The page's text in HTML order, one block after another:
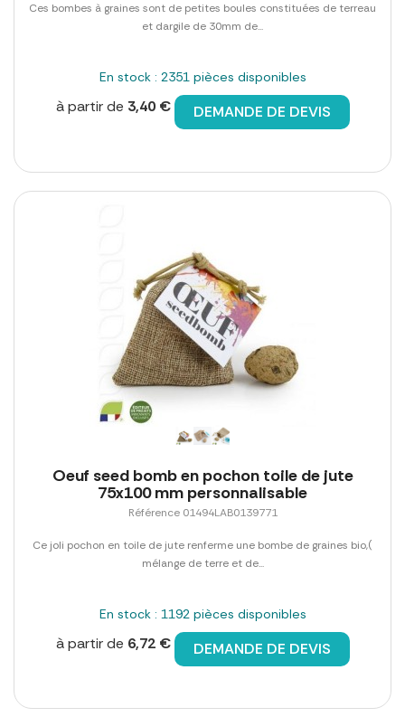
Ces bombes à graines sont de petites boules constituées de terreau
et dargile de 30mm de...
En stock : 2351 pièces disponibles
à partir de 3,40 € DEMANDE DE DEVIS
Oeuf seed bomb en pochon toile de jute
75x100 mm personnalisable
Référence 01494LAB0139771
Ce joli pochon en toile de jute renferme une bombe de graines bio,(
mélange de terre et de...
En stock : 1192 pièces disponibles
à partir de 6,72 € DEMANDE DE DEVIS